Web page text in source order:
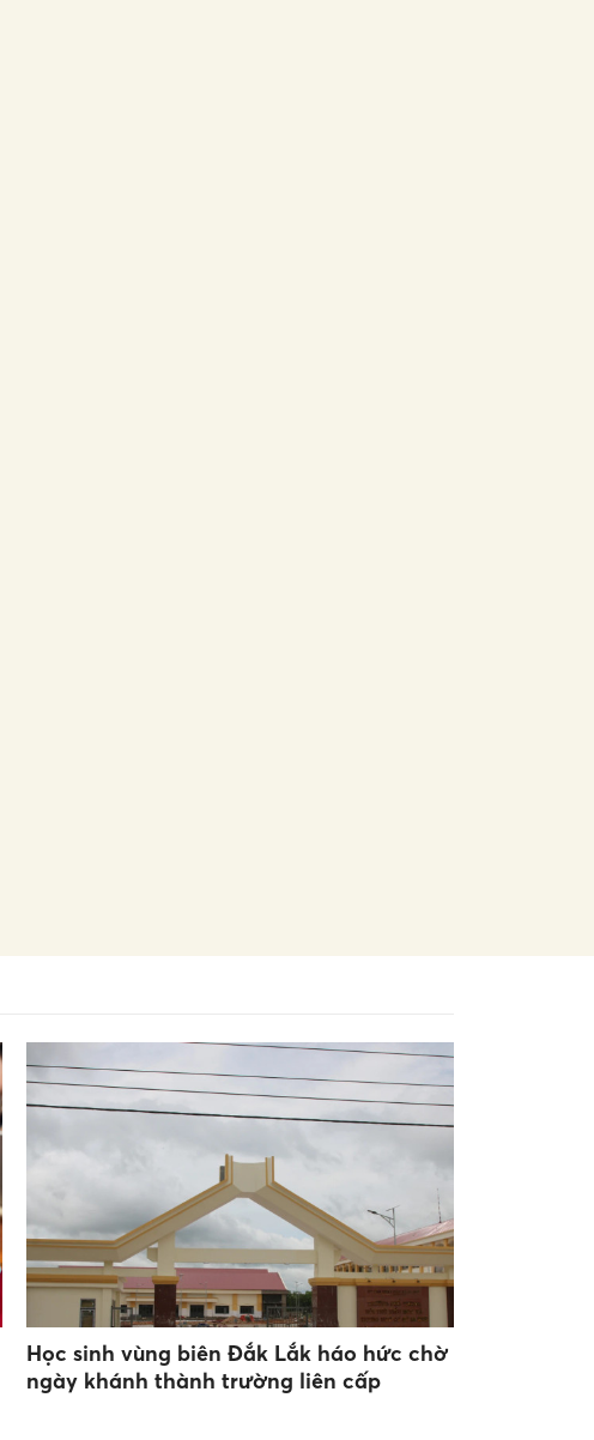
Học sinh vùng biên Đắk Lắk háo hức chờ
ngày khánh thành trường liên cấp